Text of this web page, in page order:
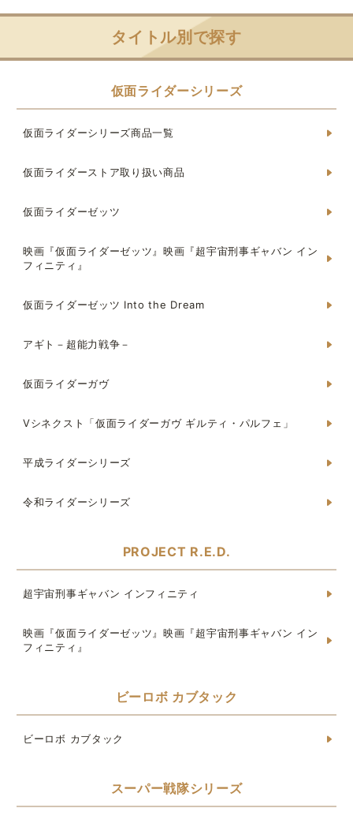
タイトル別で探す
仮面ライダーシリーズ
仮面ライダーシリーズ商品一覧
仮面ライダーストア取り扱い商品
仮面ライダーゼッツ
映画『仮面ライダーゼッツ』映画『超宇宙刑事ギャバン イン
フィニティ』
仮面ライダーゼッツ Into the Dream
アギト－超能力戦争－
仮面ライダーガヴ
Vシネクスト「仮面ライダーガヴ ギルティ・パルフェ」
平成ライダーシリーズ
令和ライダーシリーズ
PROJECT R.E.D.
超宇宙刑事ギャバン インフィニティ
映画『仮面ライダーゼッツ』映画『超宇宙刑事ギャバン イン
フィニティ』
ビーロボ カブタック
ビーロボ カブタック
スーパー戦隊シリーズ